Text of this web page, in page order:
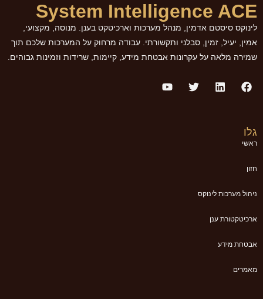
System Intelligence ACE
לינוקס סיסטם אדמין, מנהל מערכות וארכיטקט בענן. מנוסה, מקצועי,
אמין, יעיל, זמין, סבלני ותקשורתי. עבודה מרחוק על המערכות שלכם תוך
שמירה מלאה על עקרונות אבטחת מידע, קיימות, שרידות וזמינות גבוהים.
גלו
ראשי
חזון
ניהול מערכות לינוקס
ארכיטקטורת ענן
אבטחת מידע
מאמרים